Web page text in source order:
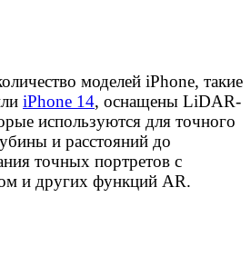
моделей iPhone, такие
iPhone 14, оснащены LiDAR-
используются для точного
и расстояний до
точных портретов с
и других функций AR.